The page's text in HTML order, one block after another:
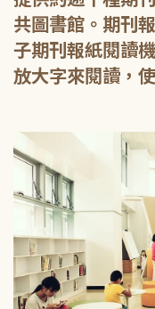
共圖書館。期刊
子期刊報紙閱讀
放大字來閱讀，